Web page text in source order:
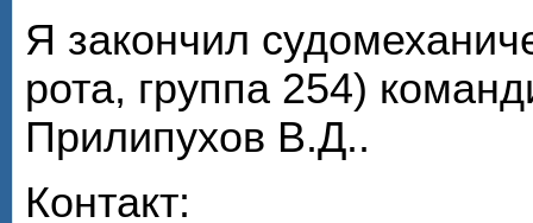
Я закончил
рота, группа 254)
Прилипухов В.Д..
Контакт: